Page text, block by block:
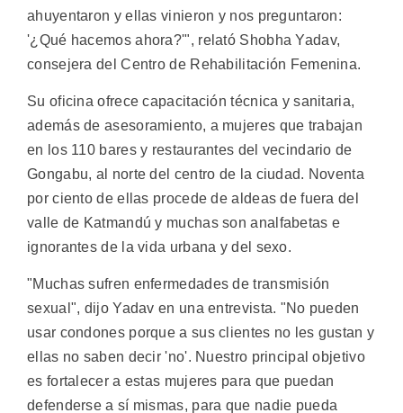
ahuyentaron y ellas vinieron y nos preguntaron:
'¿Qué hacemos ahora?'", relató Shobha Yadav,
consejera del Centro de Rehabilitación Femenina.
Su oficina ofrece capacitación técnica y sanitaria,
además de asesoramiento, a mujeres que trabajan
en los 110 bares y restaurantes del vecindario de
Gongabu, al norte del centro de la ciudad. Noventa
por ciento de ellas procede de aldeas de fuera del
valle de Katmandú y muchas son analfabetas e
ignorantes de la vida urbana y del sexo.
"Muchas sufren enfermedades de transmisión
sexual", dijo Yadav en una entrevista. "No pueden
usar condones porque a sus clientes no les gustan y
ellas no saben decir 'no'. Nuestro principal objetivo
es fortalecer a estas mujeres para que puedan
defenderse a sí mismas, para que nadie pueda